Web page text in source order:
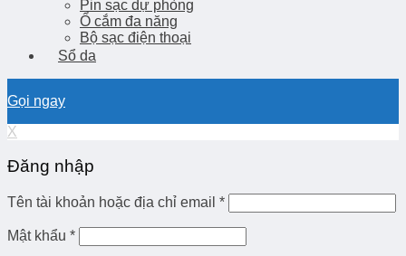
Pin sạc dự phòng
Ổ cắm đa năng
Bộ sạc điện thoại
Sổ da
Gọi ngay
X
Đăng nhập
Tên tài khoản hoặc địa chỉ email *
Mật khẩu *